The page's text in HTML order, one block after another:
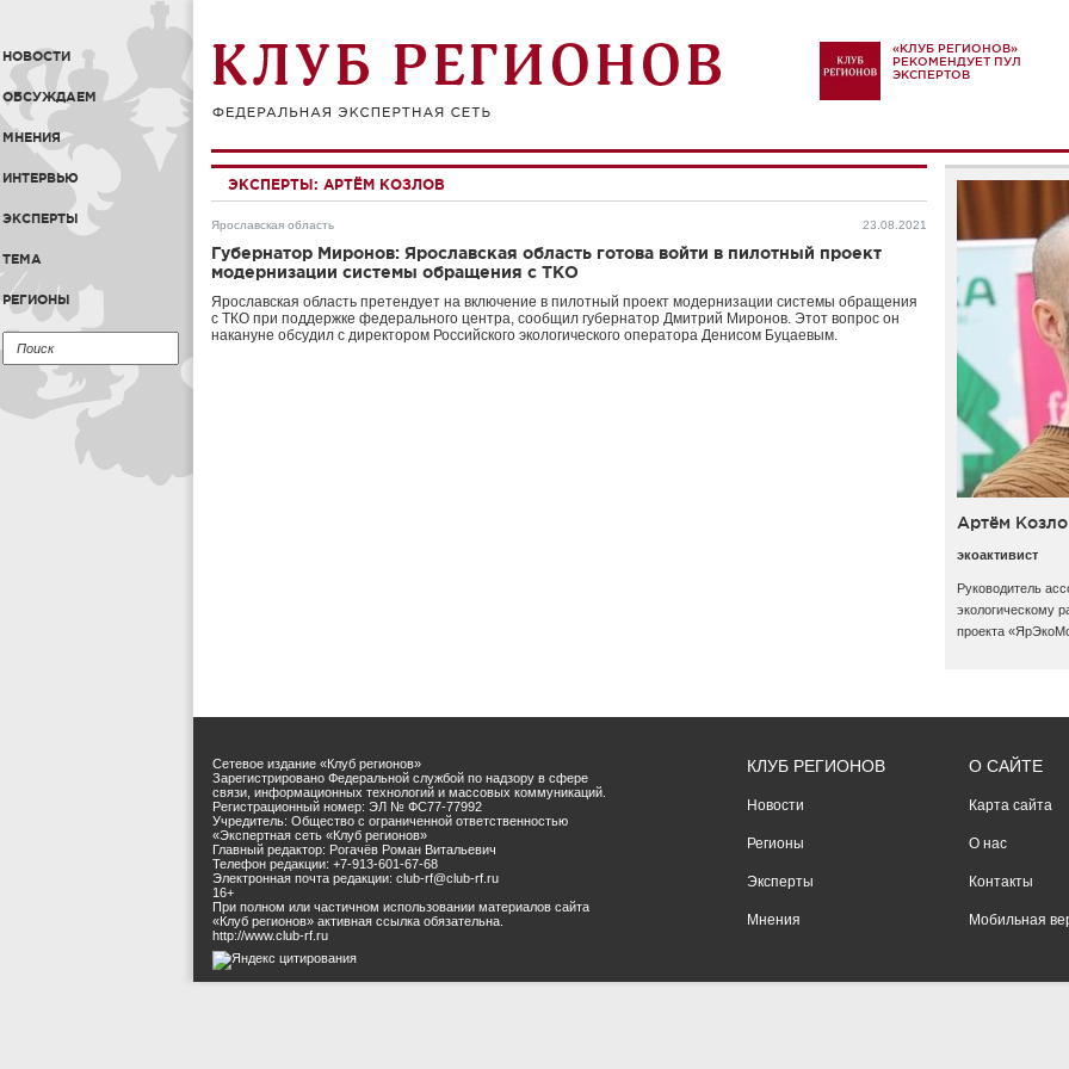
НОВОСТИ
ОБСУЖДАЕМ
МНЕНИЯ
ИНТЕРВЬЮ
ЭКСПЕРТЫ
ТЕМА
РЕГИОНЫ
«КЛУБ РЕГИОНОВ»
РЕКОМЕНДУЕТ ПУЛ
ЭКСПЕРТОВ
ЭКСПЕРТЫ: АРТЁМ КОЗЛОВ
Ярославская область 23.08.2021
Губернатор Миронов: Ярославская область готова войти в пилотный проект
модернизации системы обращения с ТКО
Ярославская область претендует на включение в пилотный проект модернизации системы обращения
с ТКО при поддержке федерального центра, сообщил губернатор Дмитрий Миронов. Этот вопрос он
накануне обсудил с директором Российского экологического оператора Денисом Буцаевым.
Артём
экоактивист
Руководитель
экологическому
проекта
Сетевое издание «Клуб регионов»
Зарегистрировано Федеральной службой по надзору в сфере
связи, информационных технологий и массовых коммуникаций.
Регистрационный номер: ЭЛ № ФС77-77992
Учредитель: Общество с ограниченной ответственностью
«Экспертная сеть «Клуб регионов»
Главный редактор: Рогачёв Роман Витальевич
Телефон редакции: +7-913-601-67-68
Электронная почта редакции: club-rf@club-rf.ru
16+
При полном или частичном использовании материалов сайта
«Клуб регионов» активная ссылка обязательна.
http://www.club-rf.ru
КЛУБ РЕГИОНОВ
Новости
Регионы
Эксперты
Мнения
О САЙТЕ
Карта сайта
О нас
Контакты
Мобильная